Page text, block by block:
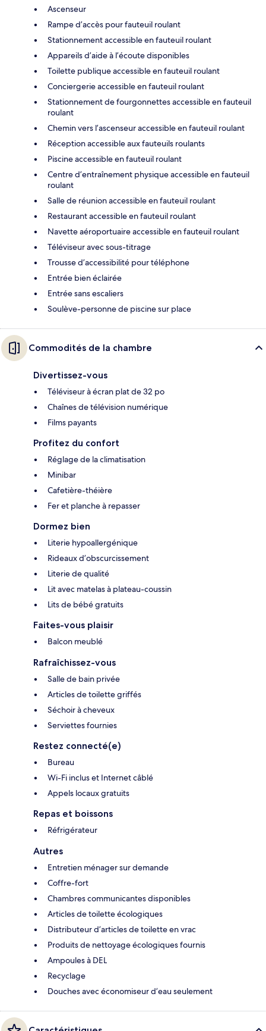
Ascenseur
Rampe d’accès pour fauteuil roulant
Stationnement accessible en fauteuil roulant
Appareils d’aide à l’écoute disponibles
Toilette publique accessible en fauteuil roulant
Conciergerie accessible en fauteuil roulant
Stationnement de fourgonnettes accessible en fauteuil
roulant
Chemin vers l’ascenseur accessible en fauteuil roulant
Réception accessible aux fauteuils roulants
Piscine accessible en fauteuil roulant
Centre d’entraînement physique accessible en fauteuil
roulant
Salle de réunion accessible en fauteuil roulant
Restaurant accessible en fauteuil roulant
Navette aéroportuaire accessible en fauteuil roulant
Téléviseur avec sous-titrage
Trousse d’accessibilité pour téléphone
Entrée bien éclairée
Entrée sans escaliers
Soulève-personne de piscine sur place
Commodités de la chambre
Divertissez-vous
Téléviseur à écran plat de 32 po
Chaînes de télévision numérique
Films payants
Profitez du confort
Réglage de la climatisation
Minibar
Cafetière-théière
Fer et planche à repasser
Dormez bien
Literie hypoallergénique
Rideaux d’obscurcissement
Literie de qualité
Lit avec matelas à plateau-coussin
Lits de bébé gratuits
Faites-vous plaisir
Balcon meublé
Rafraîchissez-vous
Salle de bain privée
Articles de toilette griffés
Séchoir à cheveux
Serviettes fournies
Restez connecté(e)
Bureau
Wi-Fi inclus et Internet câblé
Appels locaux gratuits
Repas et boissons
Réfrigérateur
Autres
Entretien ménager sur demande
Coffre-fort
Chambres communicantes disponibles
Articles de toilette écologiques
Distributeur d’articles de toilette en vrac
Produits de nettoyage écologiques fournis
Ampoules à DEL
Recyclage
Douches avec économiseur d’eau seulement